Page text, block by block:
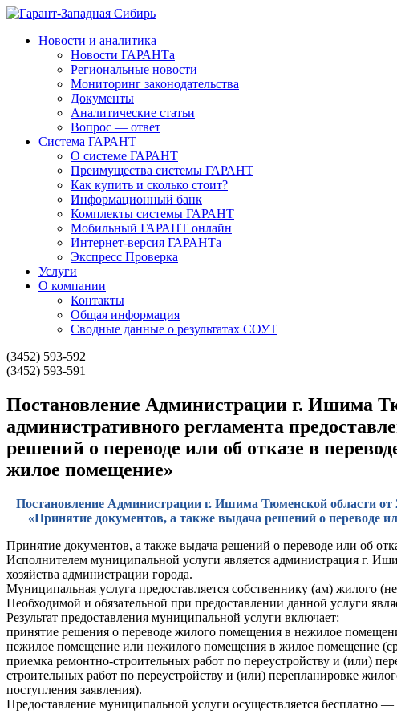
Новости и аналитика
Новости ГАРАНТа
Региональные новости
Мониторинг законодательства
Документы
Аналитические статьи
Вопрос — ответ
Система ГАРАНТ
О системе ГАРАНТ
Преимущества системы ГАРАНТ
Как купить и сколько стоит?
Информационный банк
Комплекты системы ГАРАНТ
Мобильный ГАРАНТ онлайн
Интернет-версия ГАРАНТа
Экспресс Проверка
Услуги
О компании
Контакты
Общая информация
Сводные данные о результатах СОУТ
(3452) 593-592
(3452) 593-591
Постановление Администрации г. Ишима
административного регламента
решений о переводе или об отказе в
жилое помещение»
Постановление Администрации г. Ишима Тюменской области от
«Принятие документов, а также выдача решений о переводе
Принятие документов, а также выдача решений о переводе или об
Исполнителем муниципальной услуги является администрация г.
хозяйства администрации города.
Муниципальная услуга предоставляется собственнику (ам)
Необходимой и обязательной при предоставлении данной услуги
Результат предоставления муниципальной услуги включает:
принятие решения о переводе жилого помещения в нежилое
нежилое помещение или нежилого помещения в жилое помещение
приемка ремонтно-строительных работ по переустройству и (или)
строительных работ по переустройству и (или) перепланировке
поступления заявления).
Предоставление муниципальной услуги осуществляется бесплатно